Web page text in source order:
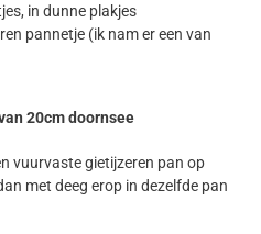
in dunne plakjes
pannetje (ik nam er een van
20cm doornsee
vuurvaste gietijzeren pan op
met deeg erop in dezelfde pan